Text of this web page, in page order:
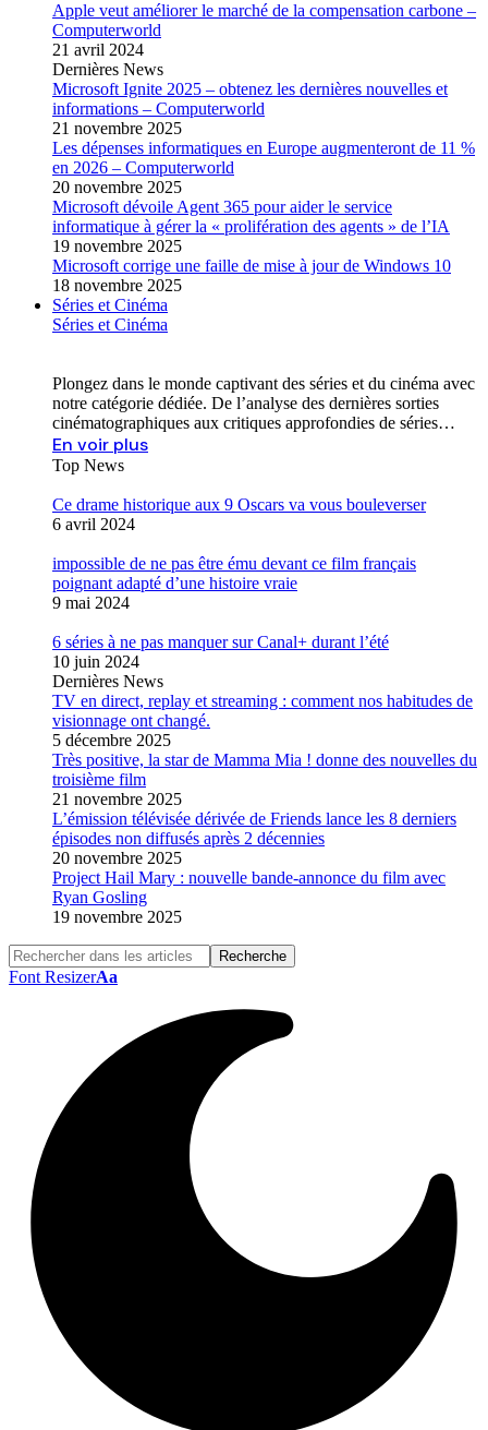
Apple veut améliorer le marché de la compensation carbone –
Computerworld
21 avril 2024
Dernières News
Microsoft Ignite 2025 – obtenez les dernières nouvelles et
informations – Computerworld
21 novembre 2025
Les dépenses informatiques en Europe augmenteront de 11 %
en 2026 – Computerworld
20 novembre 2025
Microsoft dévoile Agent 365 pour aider le service
informatique à gérer la « prolifération des agents » de l’IA
19 novembre 2025
Microsoft corrige une faille de mise à jour de Windows 10
18 novembre 2025
Séries et Cinéma
Séries et Cinéma
Plongez dans le monde captivant des séries et du cinéma avec
notre catégorie dédiée. De l’analyse des dernières sorties
cinématographiques aux critiques approfondies de séries…
En voir plus
Top News
Ce drame historique aux 9 Oscars va vous bouleverser
6 avril 2024
impossible de ne pas être ému devant ce film français
poignant adapté d’une histoire vraie
9 mai 2024
6 séries à ne pas manquer sur Canal+ durant l’été
10 juin 2024
Dernières News
TV en direct, replay et streaming : comment nos habitudes de
visionnage ont changé.
5 décembre 2025
Très positive, la star de Mamma Mia ! donne des nouvelles du
troisième film
21 novembre 2025
L’émission télévisée dérivée de Friends lance les 8 derniers
épisodes non diffusés après 2 décennies
20 novembre 2025
Project Hail Mary : nouvelle bande-annonce du film avec
Ryan Gosling
19 novembre 2025
Font ResizerAa